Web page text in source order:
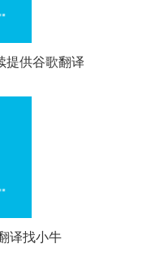
提供谷歌翻译
译找小牛